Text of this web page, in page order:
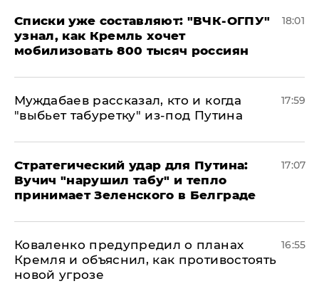
Списки уже составляют: "ВЧК-ОГПУ"
узнал, как Кремль хочет
мобилизовать 800 тысяч россиян
18:01
Муждабаев рассказал, кто и когда
"выбьет табуретку" из-под Путина
17:59
Стратегический удар для Путина:
Вучич "нарушил табу" и тепло
принимает Зеленского в Белграде
17:07
Коваленко предупредил о планах
Кремля и объяснил, как противостоять
новой угрозе
16:55